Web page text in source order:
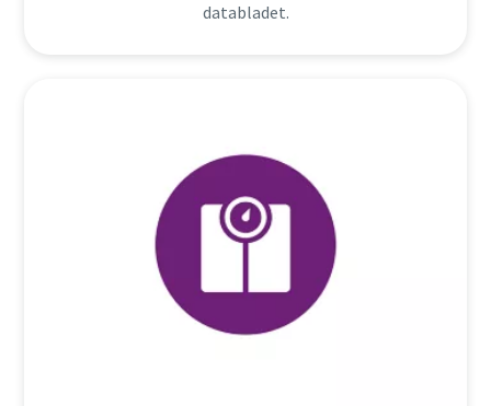
databladet.